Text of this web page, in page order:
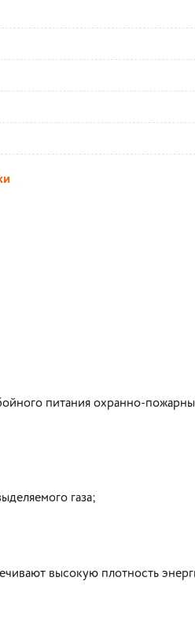
питания охранно-
газа;
высокую плотность